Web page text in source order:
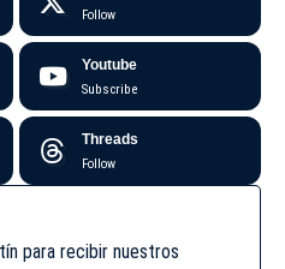
Follow
Youtube
Subscribe
Threads
Follow
para recibir nuestros